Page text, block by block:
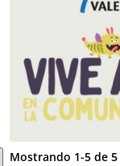
Aquí encontrarás
aire libre hasta
adultos. La
ubicaciones de
Agenda
en familia
Mostrando 1-5de 5